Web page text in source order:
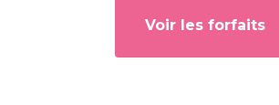
Voir les forfaits